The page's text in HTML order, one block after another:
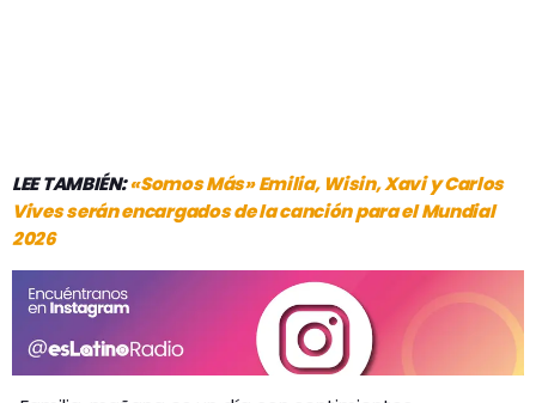
LEE TAMBIÉN:«Somos Más» Emilia, Wisin, Xavi y Carlos
Vives serán encargados de la canción para el Mundial
2026